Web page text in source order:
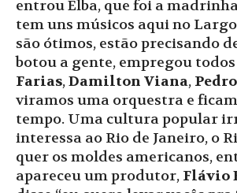
entrou Elba, que foi a
tem uns músicos aqui no
são ótimos, estão precisando
botou a gente, empregou todos
Farias,Damilton Viana,
viramos uma orquestra e
tempo. Uma cultura popular
interessa ao Rio de Janeiro, o
quer os moldes americanos,
apareceu um produtor, Flávio